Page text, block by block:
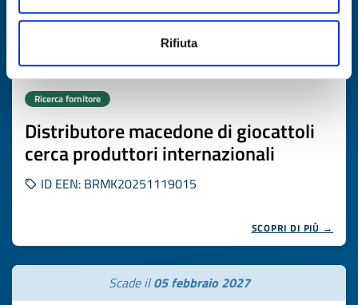
Rifiuta
Ricerca fornitore
Distributore macedone di giocattoli
cerca produttori internazionali
ID EEN: BRMK20251119015
SCOPRI DI PIÙ →
Scade il05 febbraio 2027